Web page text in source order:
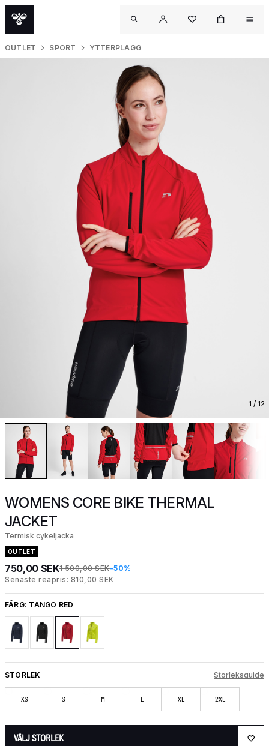
OUTLET SPORT YTTERPLAGG
1 / 12
WOMENS CORE BIKE THERMAL
JACKET
Termisk cykeljacka
OUTLET
750,00 SEK1 500,00 SEK-50%
Senaste reapris: 810,00 SEK
FÄRG: TANGO RED
STORLEK Storleksguide
XS S M L XL 2XL
VÄLJ STORLEK